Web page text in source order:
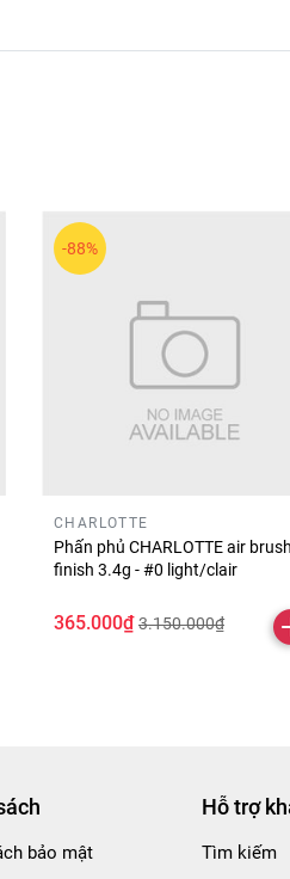
-88%
CHARLOTTE
Phấn phủ CHARLOTTE air brush
finish 3.4g - #0 light/clair
365.000₫ 3.150.000₫
bảo mật
Hỗ trợ
Tìm kiếm